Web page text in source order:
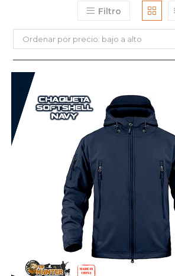
Filtro
Ordenar por precio: bajo a alto